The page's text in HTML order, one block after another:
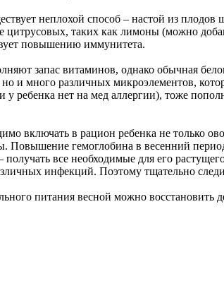
неплохой способ – настой из
цитрусовых, таких как лимоны (можно
повышению иммунитета.
запас витаминов, однако обычная
но и много различных микроэлементов,
у ребенка нет на мед аллергии), тоже
включать в рацион ребенка не только
Повышение гемоглобина в весенний
все необходимые для его
инфекций. Поэтому тщательно
питания весной можно восстановить